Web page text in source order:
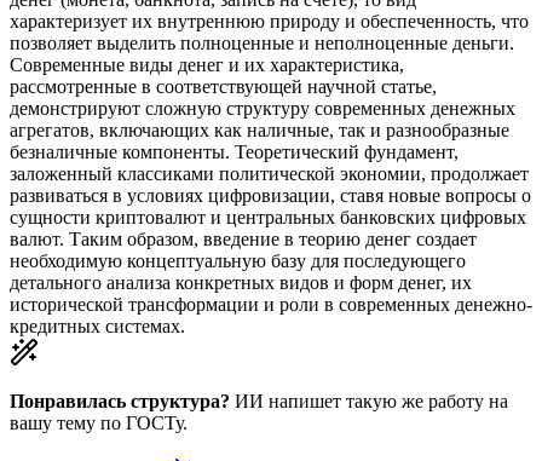
характеризует их внутреннюю природу и обеспеченность, что
позволяет выделить полноценные и неполноценные деньги.
Современные виды денег и их характеристика,
рассмотренные в соответствующей научной статье,
демонстрируют сложную структуру современных денежных
агрегатов, включающих как наличные, так и разнообразные
безналичные компоненты. Теоретический фундамент,
заложенный классиками политической экономии, продолжает
развиваться в условиях цифровизации, ставя новые вопросы о
сущности криптовалют и центральных банковских цифровых
валют. Таким образом, введение в теорию денег создает
необходимую концептуальную базу для последующего
детального анализа конкретных видов и форм денег, их
исторической трансформации и роли в современных денежно-
кредитных системах.
Понравилась структура? ИИ напишет такую же работу на
вашу тему по ГОСТу.